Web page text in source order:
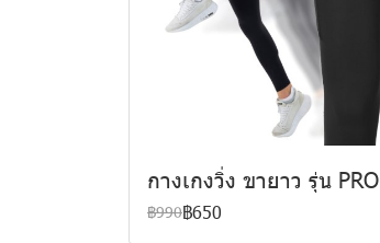
กางเกงวิ่ง ขายาว รุ่น PRO
฿990฿650